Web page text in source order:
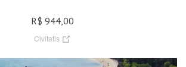
R$ 944,00
Civitatis